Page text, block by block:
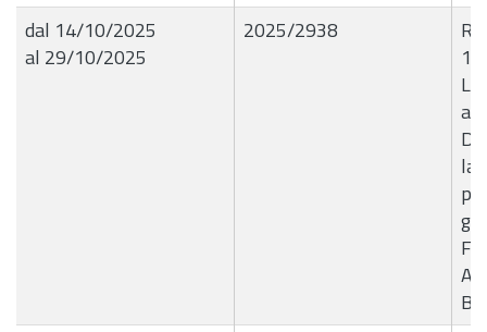
dal 14/10/2025
al 29/10/2025
2025/2938
la